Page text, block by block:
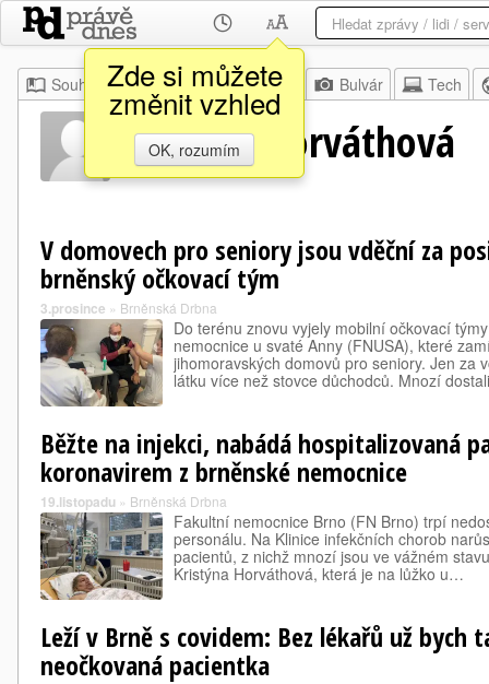
Zde si můžete
změnit vzhled
OK, rozumím
Souhrn Moje Z domova Bulvár Tech
Kristýna Horváthová
V domovech pro seniory jsou vděční za
brněnský očkovací tým
3.prosince » Brněnská Drbna
Do terénu znovu vyjely mobilní očkovací
nemocnice u svaté Anny (FNUSA), které
jihomoravských domovů pro seniory. Jen za
látku více než stovce důchodců. Mnozí
Běžte na injekci, nabádá hospitalizovaná
koronavirem z brněnské nemocnice
19.listopadu » Brněnská Drbna
Fakultní nemocnice Brno (FN Brno) trpí
personálu. Na Klinice infekčních chorob
pacientů, z nichž mnozí jsou ve vážném
Kristýna Horváthová, která je na lůžko u…
Leží v Brně s covidem: Bez lékařů už bych
neočkovaná pacientka